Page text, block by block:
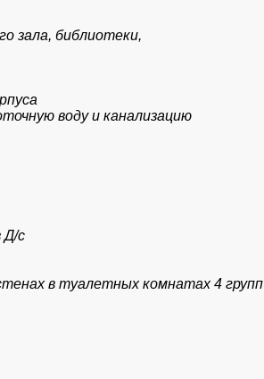
зала, библиотеки,
воду и канализацию
Д/с
в туалетных комнатах 4 групп